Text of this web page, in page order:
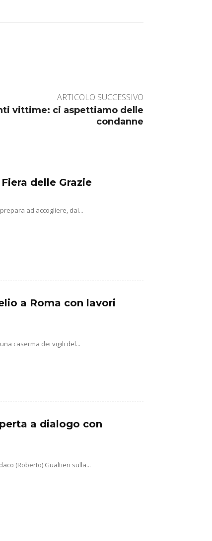
ARTICOLO SUCCESSIVO
vittime: ci aspettiamo delle
condanne
delle Grazie
ad accogliere, dal...
a Roma con lavori
caserma dei vigili del...
a dialogo con
(Roberto) Gualtieri sulla...